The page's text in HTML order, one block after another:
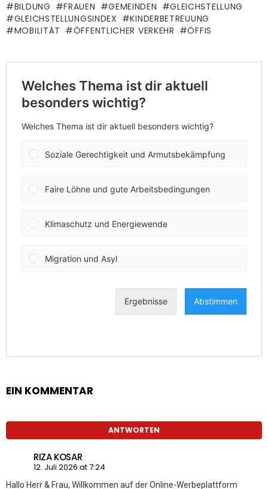
BILDUNG FRAUEN GEMEINDEN
GLEICHSTELLUNG
GLEICHSTELLUNGSINDEX
KINDERBETREUUNG
MOBILITÄT
ÖFFENTLICHER VERKEHR ÖFFIS
EIN KOMMENTAR
ANTWORTEN
RIZA KOSAR
12. Juli 2026 at 7:24
Hallo Herr & Frau, Willkommen auf der Online-Werbeplattform